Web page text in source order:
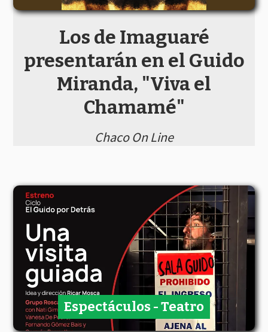
Los de Imaguaré
presentarán en el Guido
Miranda, "Viva el
Chamamé"
Chaco On Line
Espectáculos - Teatro